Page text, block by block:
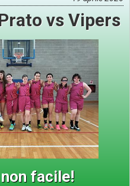
vs Vipers
facile!